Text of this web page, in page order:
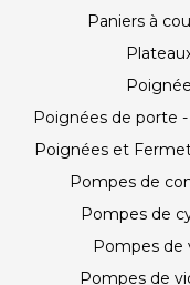
Paniers à
Poignées de porte
Poignées et
Pompes de
Pompes de
Pompes de
Pompes de